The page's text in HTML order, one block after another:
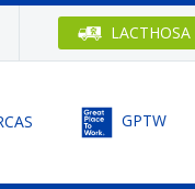
LACTHOSA
GPTW